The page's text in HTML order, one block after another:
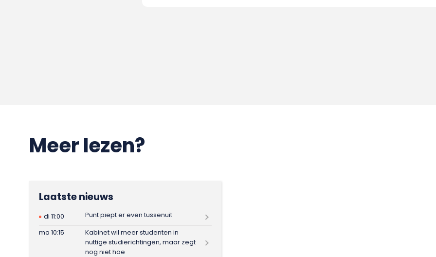
Meer lezen?
Laatste nieuws
di 11:00
Punt piept er even tussenuit
ma 10:15
Kabinet wil meer studenten in
nuttige studierichtingen, maar zegt
nog niet hoe